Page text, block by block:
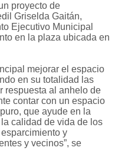
proyecto de
Griselda Gaitán,
Ejecutivo Municipal
en la plaza ubicada en
mejorar el espacio
en su totalidad las
respuesta al anhelo de
contar con un espacio
que ayude en la
calidad de vida de los
y
y vecinos”, se